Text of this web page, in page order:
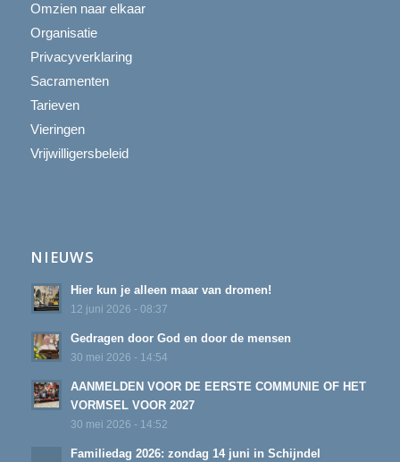
Omzien naar elkaar
Organisatie
Privacyverklaring
Sacramenten
Tarieven
Vieringen
Vrijwilligersbeleid
NIEUWS
Hier kun je alleen maar van dromen!
12 juni 2026 - 08:37
Gedragen door God en door de mensen
30 mei 2026 - 14:54
AANMELDEN VOOR DE EERSTE COMMUNIE OF HET
VORMSEL VOOR 2027
30 mei 2026 - 14:52
Familiedag 2026: zondag 14 juni in Schijndel